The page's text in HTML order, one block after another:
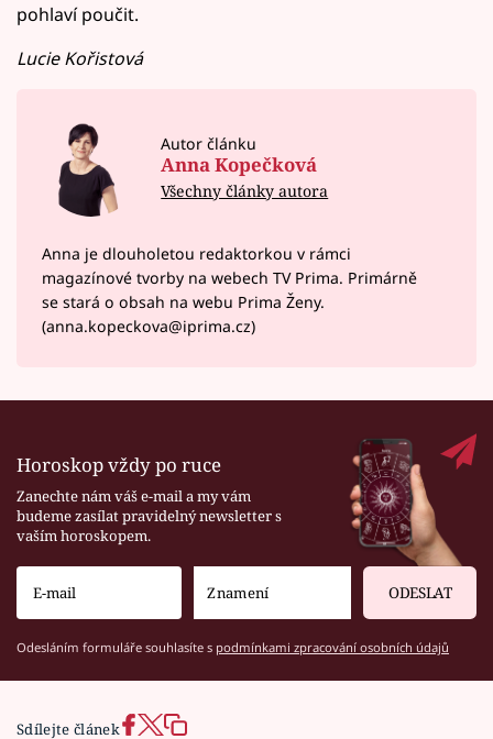
pohlaví poučit.
Lucie Kořistová
Autor článku
Anna Kopečková
Všechny články autora
Anna je dlouholetou redaktorkou v rámci
magazínové tvorby na webech TV Prima. Primárně
se stará o obsah na webu Prima Ženy.
(anna.kopeckova@iprima.cz)
Horoskop vždy po ruce
Zanechte nám váš e-mail a my vám
budeme zasílat pravidelný newsletter s
vaším horoskopem.
ODESLAT
Odesláním formuláře souhlasíte s podmínkami zpracování osobních údajů
Sdílejte článek